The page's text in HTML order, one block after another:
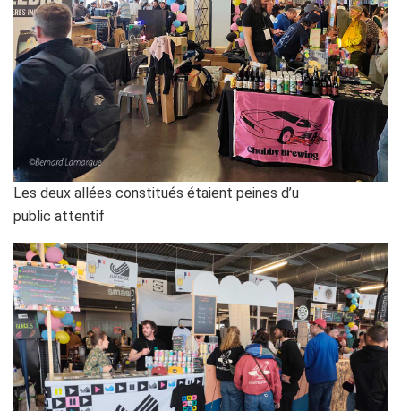
Les deux allées constitués étaient peines d’u
public attentif